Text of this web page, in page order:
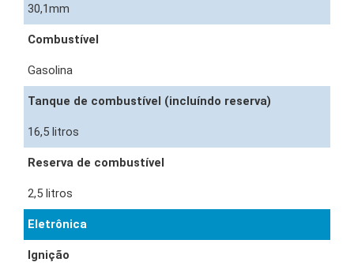
30,1mm
Combustível
Gasolina
Tanque de combustível (incluíndo reserva)
16,5 litros
Reserva de combustível
2,5 litros
Eletrônica
Ignição